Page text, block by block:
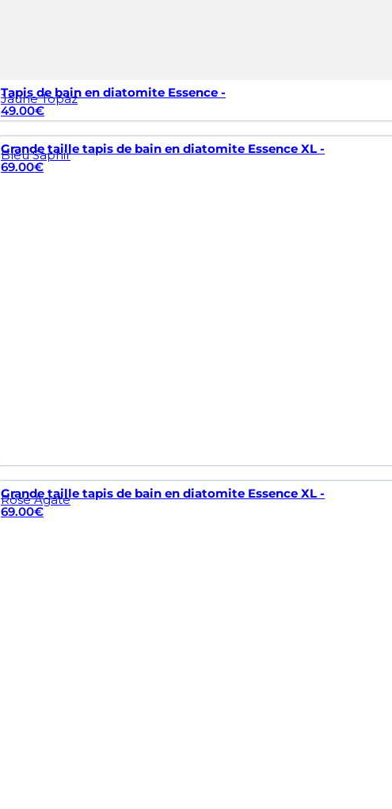
Tapis de bain en diatomite Essence -
Jaune Topaz
49.00€
Grande taille tapis de bain en diatomite Essence XL -
Bleu Saphir
69.00€
Grande taille tapis de bain en diatomite Essence XL -
Rose Agate
69.00€